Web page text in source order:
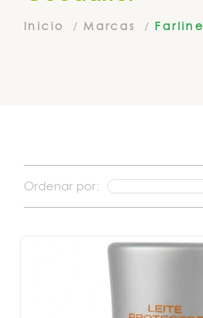
Inicio Marcas Farline
Ordenar por: